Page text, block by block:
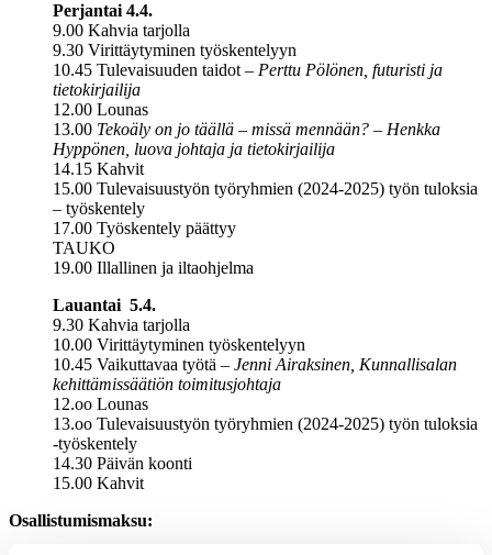
Perjantai 4.4.
9.00 Kahvia tarjolla
9.30 Virittäytyminen työskentelyyn
10.45 Tulevaisuuden taidot – Perttu Pölönen, futuristi ja
tietokirjailija
12.00 Lounas
13.00 Tekoäly on jo täällä – missä mennään? – Henkka
Hyppönen, luova johtaja ja tietokirjailija
14.15 Kahvit
15.00 Tulevaisuustyön työryhmien (2024-2025) työn tuloksia
– työskentely
17.00 Työskentely päättyy
TAUKO
19.00 Illallinen ja iltaohjelma
Lauantai 5.4.
9.30 Kahvia tarjolla
10.00 Virittäytyminen työskentelyyn
10.45 Vaikuttavaa työtä – Jenni Airaksinen, Kunnallisalan
kehittämissäätiön toimitusjohtaja
12.oo Lounas
13.oo Tulevaisuustyön työryhmien (2024-2025) työn tuloksia
-työskentely
14.30 Päivän koonti
15.00 Kahvit
Osallistumismaksu: